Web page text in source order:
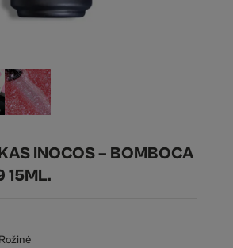
INOCOS – BOMBOCA
15ML.
Rožinė